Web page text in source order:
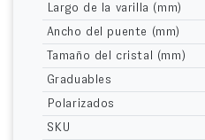
Largo de la varilla (mm)
Ancho del puente (mm)
Tamaño del cristal (mm)
Graduables
Polarizados
SKU